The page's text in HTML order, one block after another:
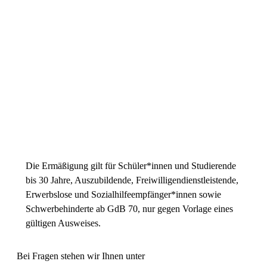
Die Ermäßigung gilt für Schüler*innen und Studierende
bis 30 Jahre, Auszubildende, Freiwilligendienstleistende,
Erwerbslose und Sozialhilfeempfänger*innen sowie
Schwerbehinderte ab GdB 70, nur gegen Vorlage eines
gültigen Ausweises.
Bei Fragen stehen wir Ihnen unter